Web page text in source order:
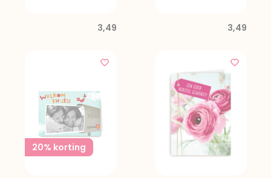
3,49 3,49
20% korting